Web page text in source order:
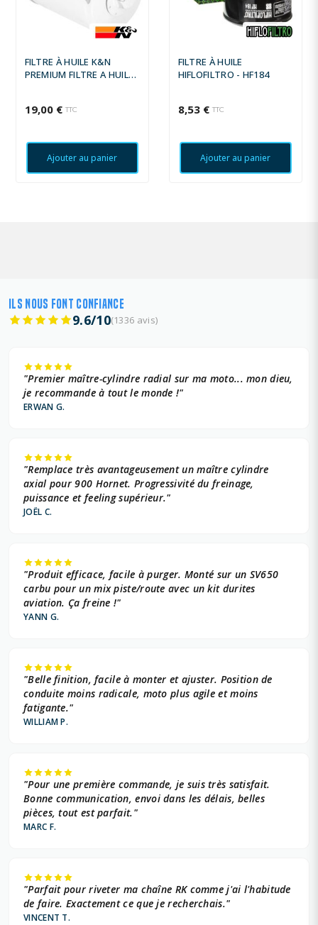
FILTRE À HUILE K&N
PREMIUM FILTRE A HUILE
LOW 2007-2010
19,00 € TTC
Ajouter au panier
FILTRE À HUILE
HIFLOFILTRO - HF184
8,53 € TTC
Ajouter au panier
ILS NOUS FONT CONFIANCE
9.6/10(1336 avis)
"Premier maître-cylindre radial sur ma moto... mon dieu,
je recommande à tout le monde !"
ERWAN G.
"Remplace très avantageusement un maître cylindre
axial pour 900 Hornet. Progressivité du freinage,
puissance et feeling supérieur."
JOËL C.
"Produit efficace, facile à purger. Monté sur un SV650
carbu pour un mix piste/route avec un kit durites
aviation. Ça freine !"
YANN G.
"Belle finition, facile à monter et ajuster. Position de
conduite moins radicale, moto plus agile et moins
fatigante."
WILLIAM P.
"Pour une première commande, je suis très satisfait.
Bonne communication, envoi dans les délais, belles
pièces, tout est parfait."
MARC F.
"Parfait pour riveter ma chaîne RK comme j'ai l'habitude
de faire. Exactement ce que je recherchais."
VINCENT T.